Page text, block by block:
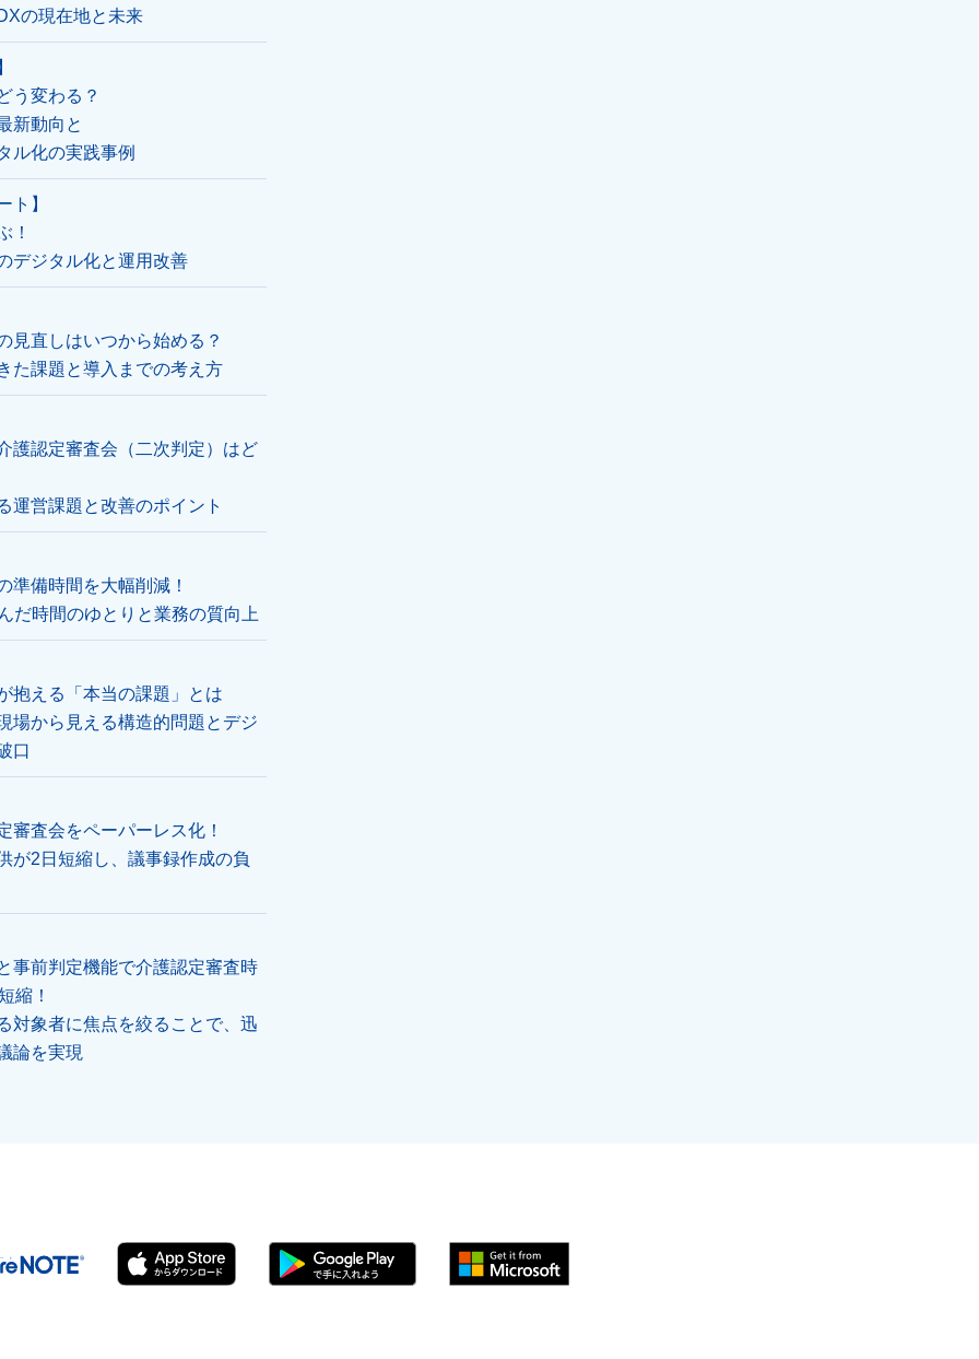
の現在地と未来
う変わる？
新動向と
ル化の実践事例
ト】
！
デジタル化と運用改善
見直しはいつから始める？
た課題と導入までの考え方
護認定審査会（二次判定）はど
運営課題と改善のポイント
準備時間を大幅削減！
だ時間のゆとりと業務の質向上
抱える「本当の課題」とは
場から見える構造的問題とデジ
口
審査会をペーパーレス化！
が2日短縮し、議事録作成の負
事前判定機能で介護認定審査時
縮！
対象者に焦点を絞ることで、迅
論を実現